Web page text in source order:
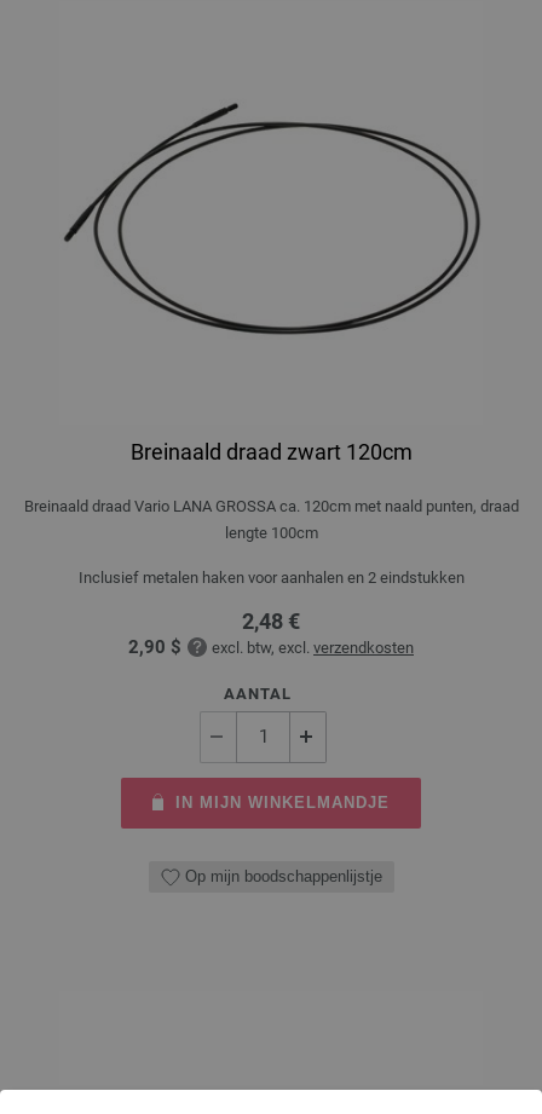
Breinaald draad zwart 120cm
Breinaald draad Vario LANA GROSSA ca. 120cm met naald punten, draad
lengte 100cm
Inclusief metalen haken voor aanhalen en 2 eindstukken
2,48 €
2,90 $ excl. btw, excl. verzendkosten
AANTAL
IN MIJN WINKELMANDJE
Op mijn boodschappenlijstje